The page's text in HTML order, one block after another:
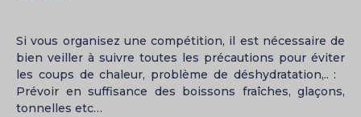
Si vous organisez une compétition, il est nécessaire de
bien veiller à suivre toutes les précautions pour éviter
les coups de chaleur, problème de déshydratation,.. :
Prévoir en suffisance des boissons fraîches, glaçons,
tonnelles etc…